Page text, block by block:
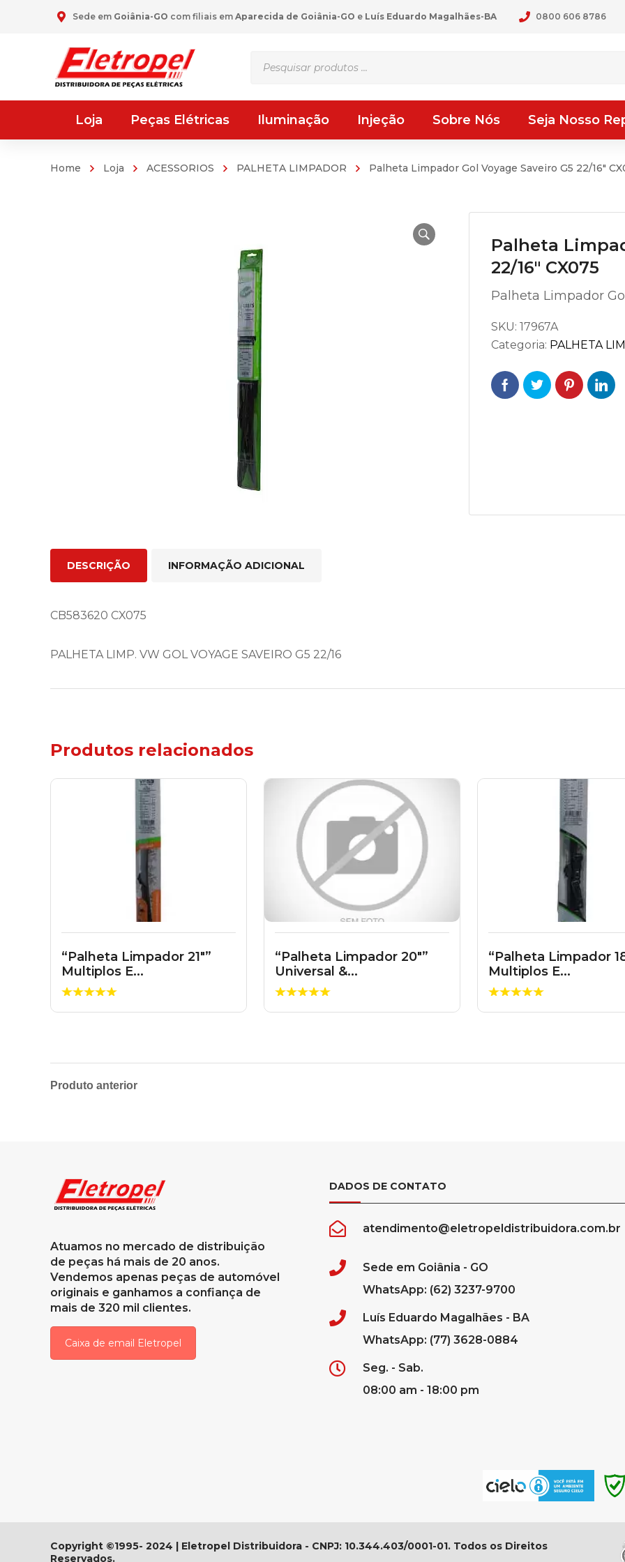
Sede em Goiânia-GO com filiais em Aparecida de Goiânia-GO e Luís Eduardo Magalhães-BA 0800 606 8786
Loja Peças Elétricas Iluminação Injeção Sobre Nós Seja Nosso
Home Loja ACESSORIOS PALHETA LIMPADOR Palheta Limpador Gol Voyage Saveiro G5 22/16″
Palheta
22/16″ CX075
Palheta Limpador
SKU: 17967A
Categoria: PALHETA
DESCRIÇÃO INFORMAÇÃO ADICIONAL
CB583620 CX075
PALHETA LIMP. VW GOL VOYAGE SAVEIRO G5 22/16
Produtos relacionados
“Palheta Limpador 21″”
Multiplos E...
“Palheta Limpador 20″”
Universal &...
“Palheta Limpador
Multiplos E...
Produto anterior
Atuamos no mercado de distribuição
de peças há mais de 20 anos.
Vendemos apenas peças de automóvel
originais e ganhamos a confiança de
mais de 320 mil clientes.
Caixa de email Eletropel
DADOS DE CONTATO
atendimento@eletropeldistribuidora.com.br
Sede em Goiânia - GO
WhatsApp: (62) 3237-9700
Luís Eduardo Magalhães - BA
WhatsApp: (77) 3628-0884
Seg. - Sab.
08:00 am - 18:00 pm
Copyright ©1995- 2024 | Eletropel Distribuidora - CNPJ: 10.344.403/0001-01. Todos os Direitos
Reservados.